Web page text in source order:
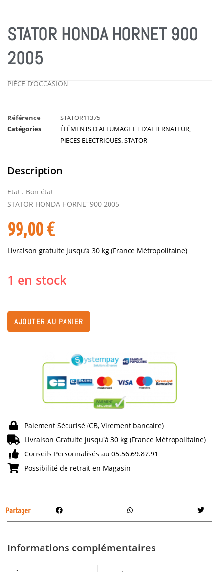
STATOR HONDA HORNET 900
2005
PIÈCE D’OCCASION
Référence
STATOR11375
Catégories
ÉLÉMENTS D'ALLUMAGE ET D'ALTERNATEUR
PIECES ELECTRIQUES STATOR
Description
Etat : Bon état
STATOR HONDA HORNET900 2005
99,00€
Livraison gratuite jusqu’à 30 kg (France Métropolitaine)
1 en stock
AJOUTER AU PANIER
Paiement Sécurisé (CB, Virement bancaire)
Livraison Gratuite jusqu'à 30 kg (France Métropolitaine)
Conseils Personnalisés au 05.56.69.87.91
Possibilité de retrait en Magasin
Partager
Informations complémentaires